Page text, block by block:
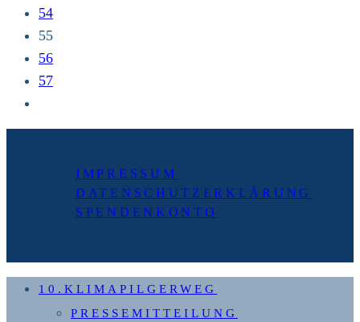
54
55
56
57
nächsten
IMPRESSUM
DATENSCHUTZERKLÄRUNG
SPENDENKONTO
10.KLIMAPILGERWEG
PRESSEMITTEILUNG